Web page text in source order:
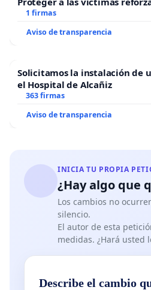
1 firmas
Aviso de transparencia
Solicitamos la instalación de
el Hospital de Alcañiz
363 firmas
Aviso de transparencia
INICIA TU PROPIA
¿Hay algo que
Los cambios no
silencio.
El autor de esta
medidas. ¿Hará usted
Describe el cambio